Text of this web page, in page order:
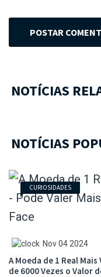
POSTAR
NOTÍCIAS
NOTÍCIAS
CURIOSIDADES
Nov 04 2024
A Moeda de 1 Real
de 6000 Vezes o Valor